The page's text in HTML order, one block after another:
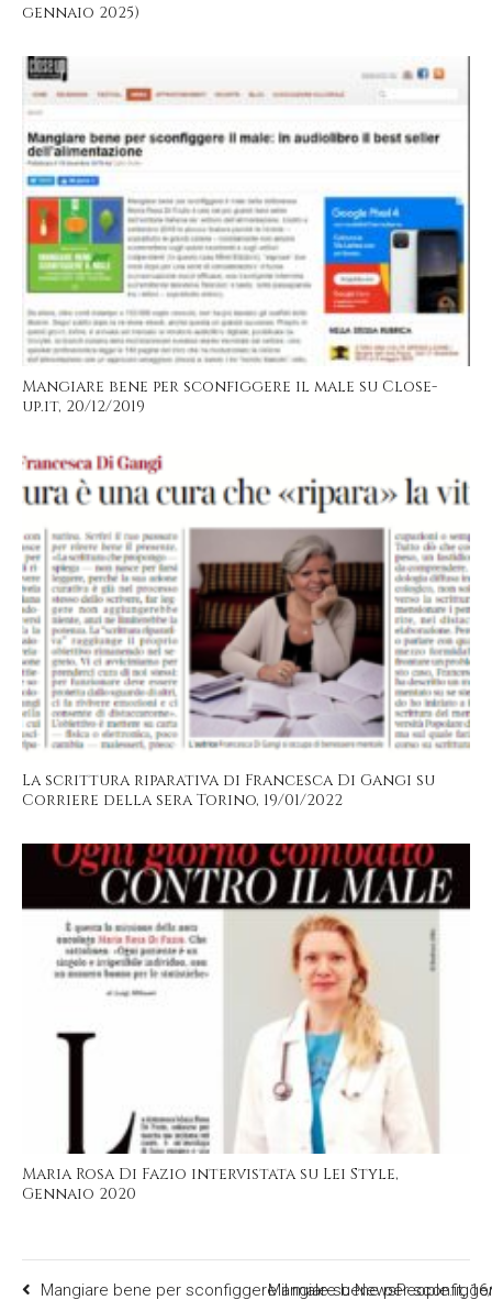
gennaio 2025)
Mangiare bene per sconfiggere il male su Close-
up.it, 20/12/2019
La scrittura riparativa di Francesca Di Gangi su
Corriere della sera Torino, 19/01/2022
Maria Rosa Di Fazio intervistata su Lei Style,
Gennaio 2020
Mangiare bene per sconfiggere il male su NewsPeople.it,
Mangiare bene per